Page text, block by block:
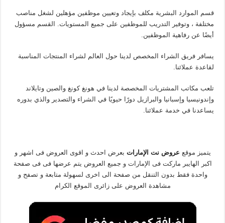
قسم الموارد البشرية مكلف بإيجاد وتعيين موظفين مؤهلين لشغل مناصب
مختلفة ، وتوفير التدريب للموظفين على جميع المستويات. القسم مسؤول
أيضًا عن رفاهية الموظفين.
يسافر فريق الشراء المخصص لدينا حول العالم لشراء المنتجات المناسبة
لقاعدة عملائنا.
تلعب مكاتب المشتريات المخصصة لدينا في هونغ كونغ والصين وتايلاند
وإندونيسيا وإسبانيا والبرازيل دورًا حيويًا في الشراء والتصدير والذي بدوره
يساعدنا في خدمة عملائنا.
يتميز موقع عروض نت الإماراتبعرض احدث و اقوى العروض فى اشهر و
اكبر الهايبر ماركت فى الإمارات و جميع العروض يتم عرضها فى فى صفحة
واحدة فقط بدون التنقل من صفحة الى اخرى لسهولة متابعة و تصفح و
مشاهدة العروض على زائرى الموقع الكرام